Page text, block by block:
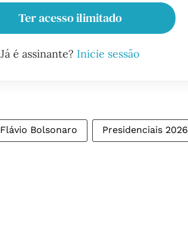
Ter acesso ilimitado
Já é assinante? Inicie sessão
Flávio Bolsonaro Presidenciais 2026